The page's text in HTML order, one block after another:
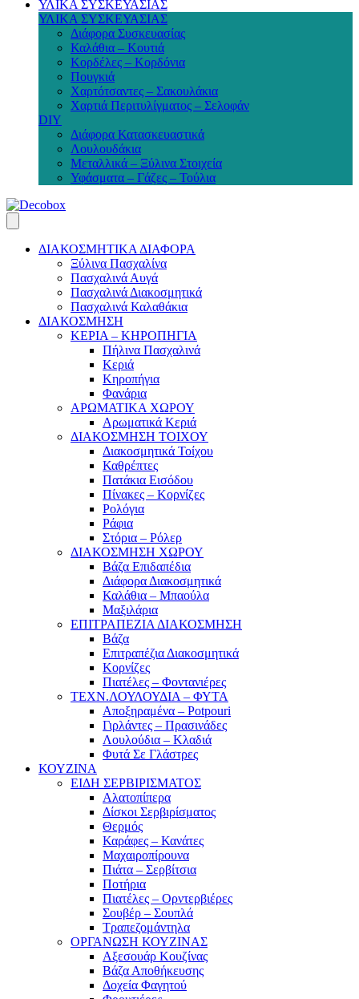
ΥΛΙΚΑ ΣΥΣΚΕΥΑΣΙΑΣ
ΥΛΙΚΑ ΣΥΣΚΕΥΑΣΙΑΣ
Διάφορα Συσκευασίας
Καλάθια – Κουτιά
Κορδέλες – Κορδόνια
Πουγκιά
Χαρτότσαντες – Σακουλάκια
Χαρτιά Περιτυλίγματος – Σελοφάν
DIY
Διάφορα Κατασκευαστικά
Λουλουδάκια
Μεταλλικά – Ξύλινα Στοιχεία
Υφάσματα – Γάζες – Τούλια
ΔΙΑΚΟΣΜΗΤΙΚΑ ΔΙΑΦΟΡΑ
Ξύλινα Πασχαλίνα
Πασχαλινά Αυγά
Πασχαλινά Διακοσμητικά
Πασχαλινά Καλαθάκια
ΔΙΑΚΟΣΜΗΣΗ
ΚΕΡΙΑ – ΚΗΡΟΠΗΓΙΑ
Πήλινα Πασχαλινά
Κεριά
Κηροπήγια
Φανάρια
ΑΡΩΜΑΤΙΚΑ ΧΩΡΟΥ
Αρωματικά Κεριά
ΔΙΑΚΟΣΜΗΣΗ ΤΟΙΧΟΥ
Διακοσμητικά Τοίχου
Καθρέπτες
Πατάκια Εισόδου
Πίνακες – Κορνίζες
Ρολόγια
Ράφια
Στόρια – Ρόλερ
ΔΙΑΚΟΣΜΗΣΗ ΧΩΡΟΥ
Βάζα Επιδαπέδια
Διάφορα Διακοσμητικά
Καλάθια – Μπαούλα
Μαξιλάρια
ΕΠΙΤΡΑΠΕΖΙΑ ΔΙΑΚΟΣΜΗΣΗ
Βάζα
Επιτραπέζια Διακοσμητικά
Κορνίζες
Πιατέλες – Φοντανιέρες
ΤΕΧΝ.ΛΟΥΛΟΥΔΙΑ – ΦΥΤΑ
Αποξηραμένα – Potpouri
Γιρλάντες – Πρασινάδες
Λουλούδια – Κλαδιά
Φυτά Σε Γλάστρες
ΚΟΥΖΙΝΑ
ΕΙΔΗ ΣΕΡΒΙΡΙΣΜΑΤΟΣ
Αλατοπίπερα
Δίσκοι Σερβιρίσματος
Θερμός
Καράφες – Κανάτες
Μαχαιροπίρουνα
Πιάτα – Σερβίτσια
Ποτήρια
Πιατέλες – Ορντερβιέρες
Σουβέρ – Σουπλά
Τραπεζομάντηλα
ΟΡΓΑΝΩΣΗ ΚΟΥΖΙΝΑΣ
Αξεσουάρ Κουζίνας
Βάζα Αποθήκευσης
Δοχεία Φαγητού